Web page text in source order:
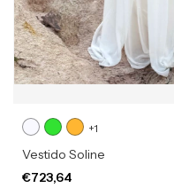
+1
Vestido Soline
€723,64